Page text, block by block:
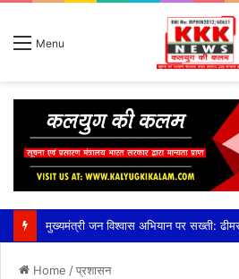
Menu
Home /प्रशासन